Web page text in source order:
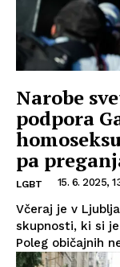
Narobe
podpora
pa
LGBT 15. 6. 2025,
Včeraj je v
skupnosti, ki si
Poleg običajnih